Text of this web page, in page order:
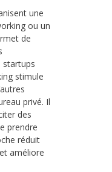
une
ou un
de
startups
stimule
privé. Il
des
prendre
réduit
et améliore